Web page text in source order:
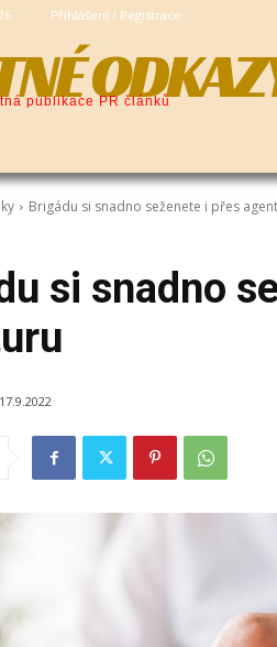
Přihlášení / Registrace
publikace PR článků
Brigádu si snadno seženete i přes
si snadno
17.9.2022